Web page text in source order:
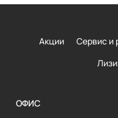
Акции Сервис и
ОФИС